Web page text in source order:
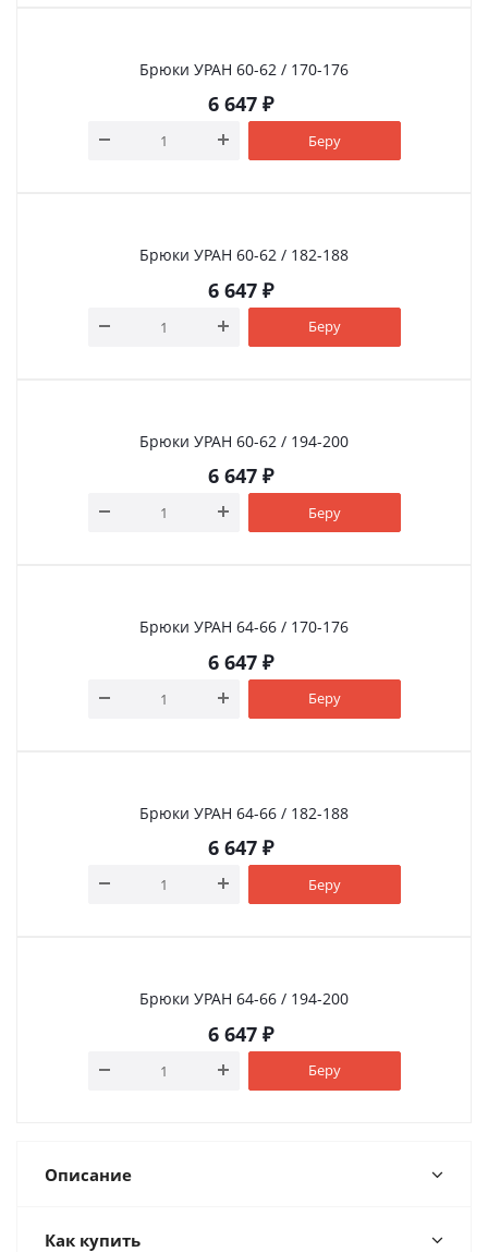
Брюки УРАН 60-62 / 170-176
6 647₽
Беру
Брюки УРАН 60-62 / 182-188
6 647₽
Беру
Брюки УРАН 60-62 / 194-200
6 647₽
Беру
Брюки УРАН 64-66 / 170-176
6 647₽
Беру
Брюки УРАН 64-66 / 182-188
6 647₽
Беру
Брюки УРАН 64-66 / 194-200
6 647₽
Беру
Описание
Как купить